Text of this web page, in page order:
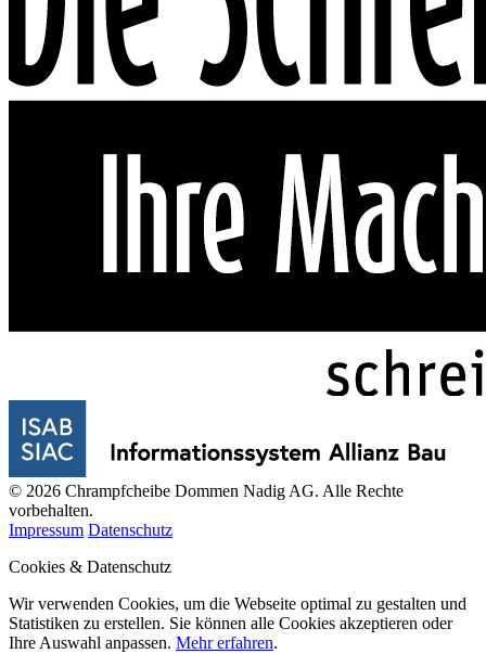
© 2026 Chrampfcheibe Dommen Nadig AG. Alle Rechte
vorbehalten.
Impressum Datenschutz
Cookies & Datenschutz
Wir verwenden Cookies, um die Webseite optimal zu gestalten und
Statistiken zu erstellen. Sie können alle Cookies akzeptieren oder
Ihre Auswahl anpassen. Mehr erfahren.